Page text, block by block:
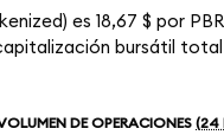
es 18,67 $ por
bursátil total
DE OPERACIONES (24